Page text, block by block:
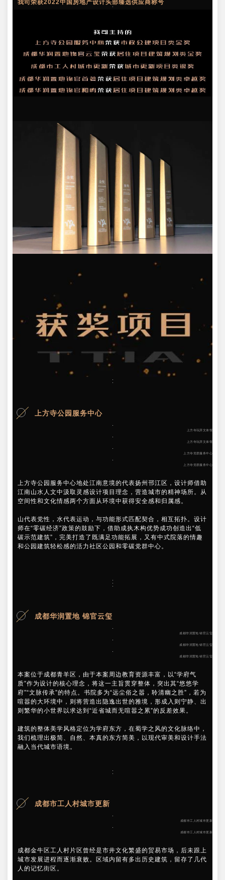
我司荣获2022中国房地产设计头部臻选供应商称号
上方寺公园服务中心
上方寺玩湃文体馆
上方寺玩湃文体馆
上方寺党群服务中心
上方寺党群服务中心
上方寺公园服务中心地处江南意境的代表扬州邗江区，设计师借助
江南山水人文中汲取灵感设计项目理念，营造城市的精神场所。从
空间性和文化情感两个方面从环境中获得安全感和归属感。
山代表党性，水代表运动，与功能形式匹配契合，相互拓扑。设计
师在“零碳经济”政策的鼓励下，借助成执木构优势成功创造出“低
碳示范建筑”，完美打造了既满足功能拓展，又有中式院落的情趣
和公园建筑轻松感的活力社区公园和零碳党群中心。
成都华润置地 锦官云玺
成都华润置地 锦官云玺
成都华润置地 锦官云玺
成都华润置地 锦官云玺
本案位于成都青羊区，由于本案周边教育资源丰富，以“学府气
质”作为设计的核心理念，将这一主旨贯穿整体，突出其“悠悠学
府”“文脉传承”的特点。书院多为“远尘俗之嚣，聆清幽之胜”，若为
喧嚣的大环境中，则将营造出隐逸出世的雅境，形成入则宁静、出
则繁华的小世界以求达到“近省城而无喧嚣之累”的反差效果。
建筑的整体美学风格定位为学府东方，在蜀学之风的文化脉络中，
我们梳理出极简、自然、本真的东方简美，以现代审美和设计手法
融入当代城市语境。
成都市工人村城市更新
成都市工人村城市更新
成都市工人村城市更新
成都金牛区工人村片区曾经是市井文化繁盛的贸易市场，后未跟上
城市发展进程而逐渐衰败。区域内留有多出历史建筑，留存了几代
人的记忆街区。